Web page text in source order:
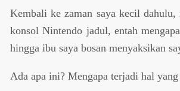
Kembali ke zaman saya kecil
konsol Nintendo jadul, entah
hingga ibu saya bosan menyaksikan
Ada apa ini? Mengapa terjadi hal